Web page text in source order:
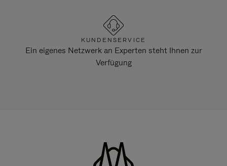
KUNDENSERVICE
Ein eigenes Netzwerk an Experten steht Ihnen zur
Verfügung